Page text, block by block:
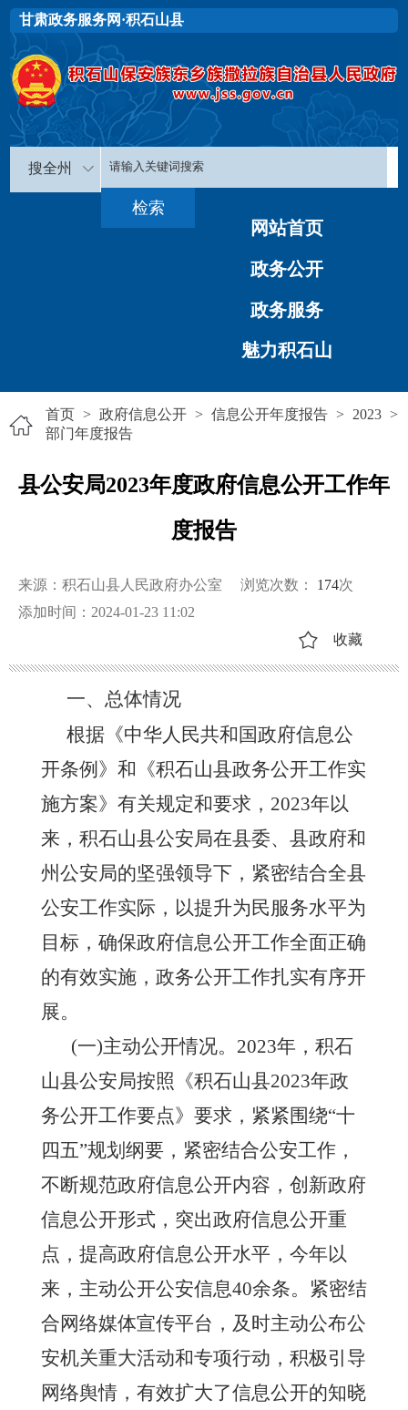
甘肃政务服务网·积石山县
搜全州
网站首页
政务公开
政务服务
魅力积石山
首页 > 政府信息公开 > 信息公开年度报告 > 2023 >
部门年度报告
县公安局2023年度政府信息公开工作年
度报告
来源：积石山县人民政府办公室 浏览次数： 174次
添加时间：2024-01-23 11:02
收藏
一、总体情况
根据《中华人民共和国政府信息公
开条例》和《积石山县政务公开工作实
施方案》有关规定和要求， 2023年以
来， 积石山县公安局在县委、 县政府和
州公安局的坚强领导下，紧密结合全县
公安工作实际，以提升为民服务水平为
目标，确保政府信息公开工作全面正确
的有效实施，政务公开工作扎实有序开
展。
(一)主动公开情况。 2023年， 积石
山县公安局按照《积石山县2023年政
务公开工作要点》要求，紧紧围绕“十
四五”规划纲要，紧密结合公安工作，
不断规范政府信息公开内容，创新政府
信息公开形式，突出政府信息公开重
点，提高政府信息公开水平 ，今年以
来，主动公开公安信息40余条。紧密结
合网络媒体宣传平台，及时主动公布公
安机关重大活动和专项行动，积极引导
网络舆情，有效扩大了信息公开的知晓